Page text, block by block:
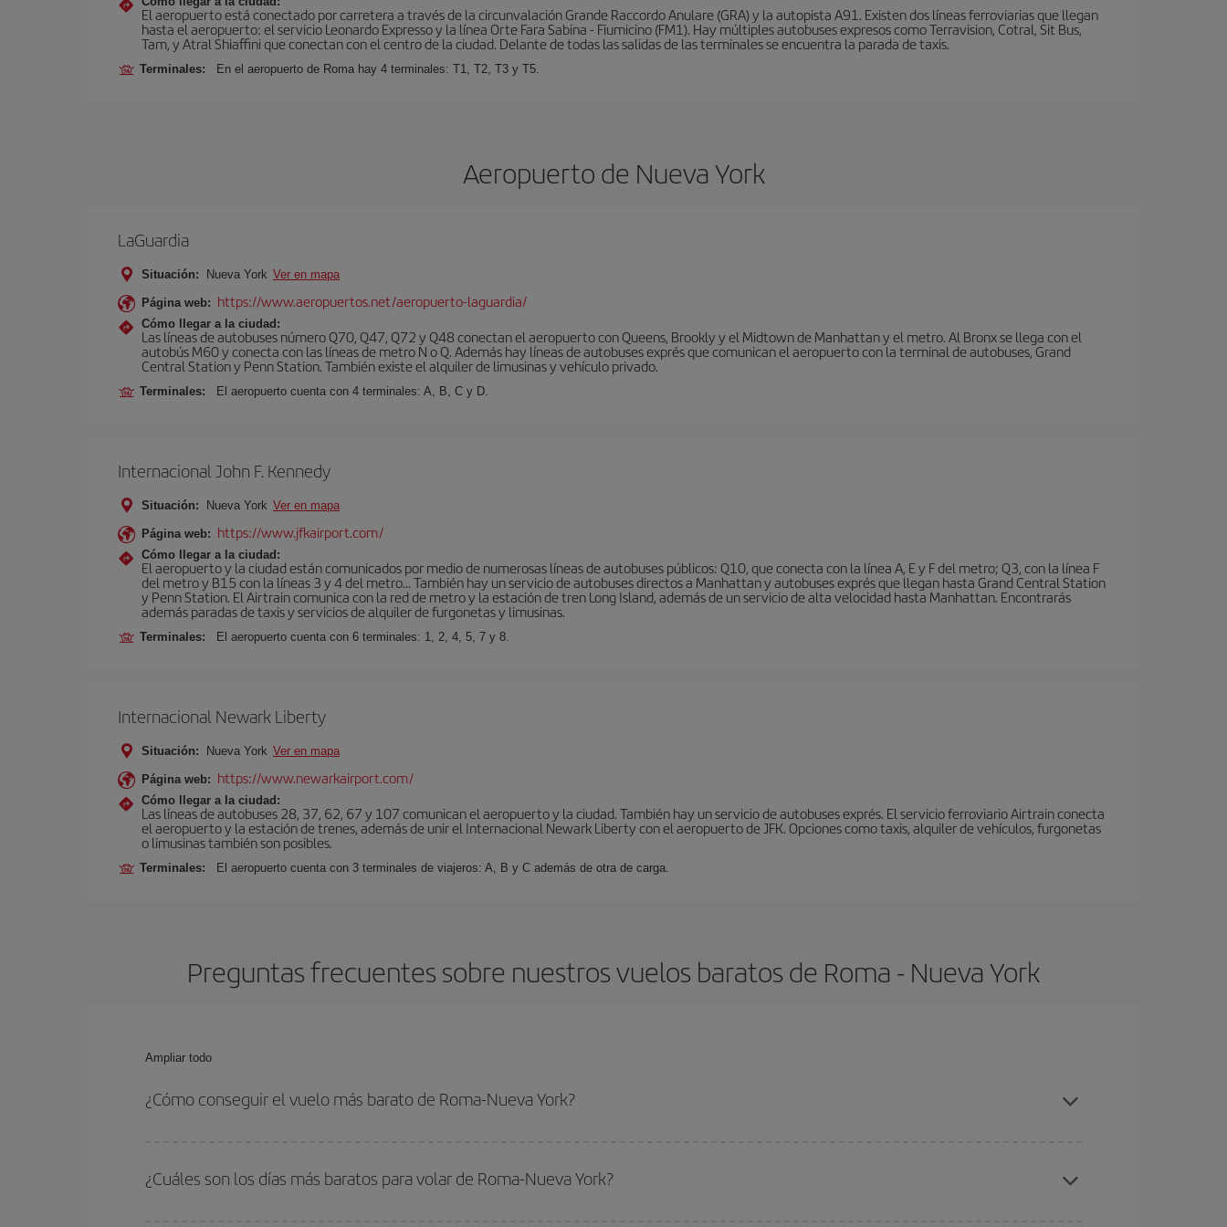
El aeropuerto está conectado por carretera a través de la circunvalación Grande Raccordo Anulare (GRA) y la autopista A91. Existen dos líneas ferroviarias que llegan
hasta el aeropuerto: el servicio Leonardo Expresso y la línea Orte Fara Sabina - Fiumicino (FM1). Hay múltiples autobuses expresos como Terravision, Cotral, Sit Bus,
Tam, y Atral Shiaffini que conectan con el centro de la ciudad. Delante de todas las salidas de las terminales se encuentra la parada de taxis.
Terminales: En el aeropuerto de Roma hay 4 terminales: T1, T2, T3 y T5.
Aeropuerto de Nueva York
LaGuardia
Situación: Nueva York Ver en mapa
Página web: https://www.aeropuertos.net/aeropuerto-laguardia/
Cómo llegar a la ciudad:
Las líneas de autobuses número Q70, Q47, Q72 y Q48 conectan el aeropuerto con Queens, Brookly y el Midtown de Manhattan y el metro. Al Bronx se llega con el
autobús M60 y conecta con las líneas de metro N o Q. Además hay líneas de autobuses exprés que comunican el aeropuerto con la terminal de autobuses, Grand
Central Station y Penn Station. También existe el alquiler de limusinas y vehículo privado.
Terminales: El aeropuerto cuenta con 4 terminales: A, B, C y D.
Internacional John F. Kennedy
Situación: Nueva York Ver en mapa
Página web: https://www.jfkairport.com/
Cómo llegar a la ciudad:
El aeropuerto y la ciudad están comunicados por medio de numerosas líneas de autobuses públicos: Q10, que conecta con la línea A, E y F del metro; Q3, con la línea F
del metro y B15 con la líneas 3 y 4 del metro… También hay un servicio de autobuses directos a Manhattan y autobuses exprés que llegan hasta Grand Central Station
y Penn Station. El Airtrain comunica con la red de metro y la estación de tren Long Island, además de un servicio de alta velocidad hasta Manhattan. Encontrarás
además paradas de taxis y servicios de alquiler de furgonetas y limusinas.
Terminales: El aeropuerto cuenta con 6 terminales: 1, 2, 4, 5, 7 y 8.
Internacional Newark Liberty
Situación: Nueva York Ver en mapa
Página web: https://www.newarkairport.com/
Cómo llegar a la ciudad:
Las líneas de autobuses 28, 37, 62, 67 y 107 comunican el aeropuerto y la ciudad. También hay un servicio de autobuses exprés. El servicio ferroviario Airtrain conecta
el aeropuerto y la estación de trenes, además de unir el Internacional Newark Liberty con el aeropuerto de JFK. Opciones como taxis, alquiler de vehículos, furgonetas
o limusinas también son posibles.
Terminales: El aeropuerto cuenta con 3 terminales de viajeros: A, B y C además de otra de carga.
Preguntas frecuentes sobre nuestros vuelos baratos de Roma - Nueva York
Ampliar todo
¿Cómo conseguir el vuelo más barato de Roma-Nueva York?
las fechas y horarios de ida y vuelta.
¿Cuáles son los días más baratos para volar de Roma-Nueva York?